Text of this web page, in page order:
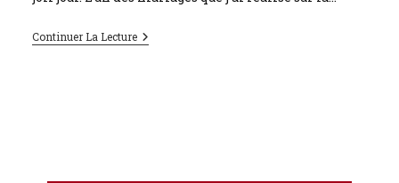
Continuer La Lecture